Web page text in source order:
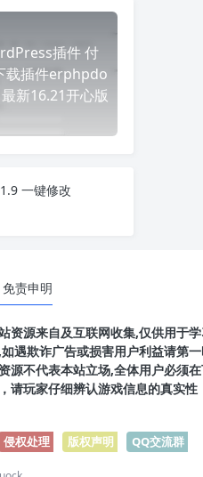
插件 付
载插件erphpdo
新16.21开心版
一键修改
免责申明
资源来自及互联网收集,仅供用于
遇欺诈广告或损害用户利益请第
源不代表本站立场,全体用户必须
请玩家仔细辨认游戏信息的真实性
侵权处理 版权声明 QQ交流群